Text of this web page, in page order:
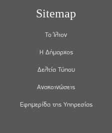
Sitemap
Το Ίλιον
Η Δήμαρχος
Δελτία Τύπου
Ανακοινώσεις
Εφημερίδα της Υπηρεσίας